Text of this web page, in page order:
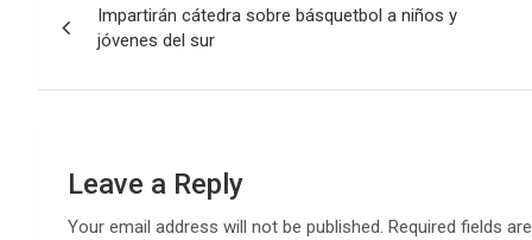
navigation
Impartirán cátedra sobre básquetbol a niños y
jóvenes del sur
Leave a Reply
Your email address will not be published. Required fields